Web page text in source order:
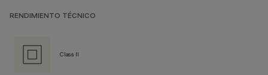
RENDIMIENTO TÉCNICO
Class II